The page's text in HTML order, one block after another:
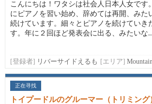
こんにちは！ワタシは社会人日本人女です
にピアノを習い始め、辞めては再開、みた
続けています。細々とピアノを続けていき
す。年に２回ほど発表会に出る、みたいな
[登録者] リバーサイドえるも [エリア]
正在寻找
トイプードルのグルーマー（トリミン